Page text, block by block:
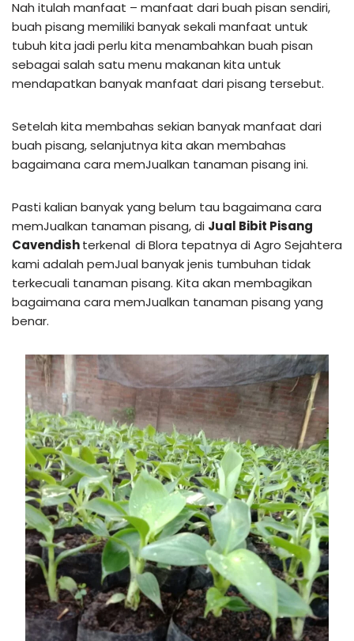
Nah itulah manfaat – manfaat dari buah pisan sendiri,
buah pisang memiliki banyak sekali manfaat untuk
tubuh kita jadi perlu kita menambahkan buah pisan
sebagai salah satu menu makanan kita untuk
mendapatkan banyak manfaat dari pisang tersebut.
Setelah kita membahas sekian banyak manfaat dari
buah pisang, selanjutnya kita akan membahas
bagaimana cara memJualkan tanaman pisang ini.
Pasti kalian banyak yang belum tau bagaimana cara
memJualkan tanaman pisang, di Jual Bibit Pisang
Cavendishterkenal di Blora tepatnya di Agro Sejahtera
kami adalah pemJual banyak jenis tumbuhan tidak
terkecuali tanaman pisang. Kita akan membagikan
bagaimana cara memJualkan tanaman pisang yang
benar.